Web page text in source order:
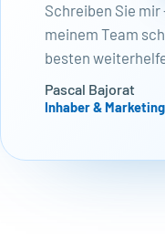
Schreiben Sie
meinem Team
besten
Pascal Bajorat
Inhaber &